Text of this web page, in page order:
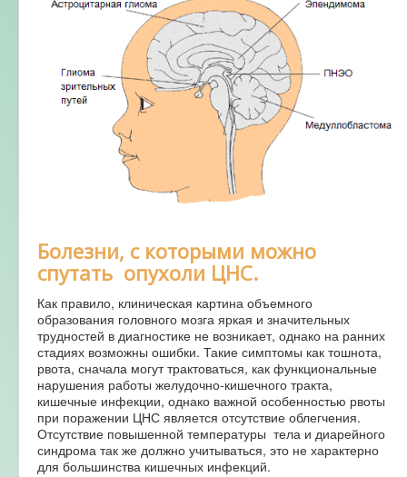
Болезни, с которыми можно
спутать опухоли ЦНС.
Как правило, клиническая картина объемного
образования головного мозга яркая и значительных
трудностей в диагностике не возникает, однако на ранних
стадиях возможны ошибки. Такие симптомы как тошнота,
рвота, сначала могут трактоваться, как функциональные
нарушения работы желудочно-кишечного тракта,
кишечные инфекции, однако важной особенностью рвоты
при поражении ЦНС является отсутствие облегчения.
Отсутствие повышенной температуры тела и диарейного
синдрома так же должно учитываться, это не характерно
для большинства кишечных инфекций.